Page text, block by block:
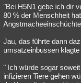
"Bei H5N1 gebe ich dir
80 % der Menschheit
Jau, das führte dann
umsatzeinbussen klagte
" Ich würde sogar
infizieren Tiere gehen